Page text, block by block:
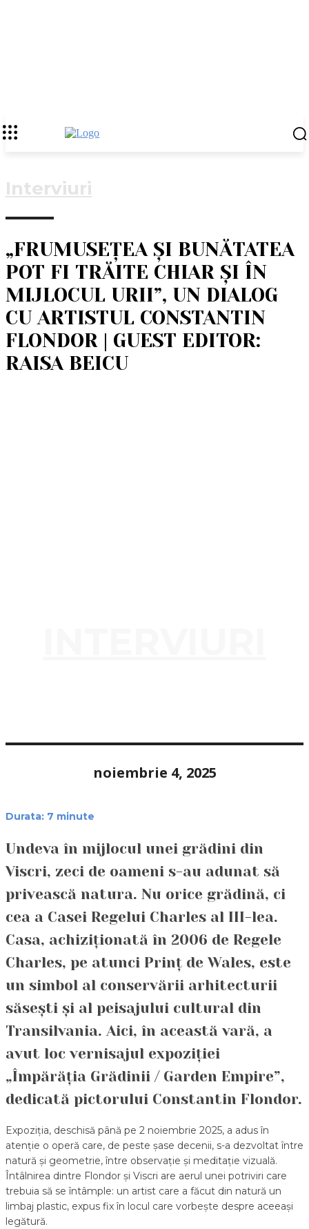
Interviuri
„FRUMUSEȚEA ȘI BUNĂTATEA
POT FI TRĂITE CHIAR ȘI ÎN
MIJLOCUL URII”, UN DIALOG
CU ARTISTUL CONSTANTIN
FLONDOR | GUEST EDITOR:
RAISA BEICU
noiembrie 4, 2025
Durata: 7 minute
Undeva în mijlocul unei grădini din
Viscri, zeci de oameni s-au adunat să
privească natura. Nu orice grădină, ci
cea a Casei Regelui Charles al III-lea.
Casa, achiziționată în 2006 de Regele
Charles, pe atunci Prinț de Wales, este
un simbol al conservării arhitecturii
săsești și al peisajului cultural din
Transilvania. Aici, în această vară, a
avut loc vernisajul expoziției
„Împărăția Grădinii / Garden Empire”,
dedicată pictorului Constantin Flondor.
Expoziția, deschisă până pe 2 noiembrie 2025, a adus în
atenție o operă care, de peste șase decenii, s-a dezvoltat între
natură și geometrie, între observație și meditație vizuală.
Întâlnirea dintre Flondor și Viscri are aerul unei potriviri care
trebuia să se întâmple: un artist care a făcut din natură un
limbaj plastic, expus fix în locul care vorbește despre aceeași
legătură.